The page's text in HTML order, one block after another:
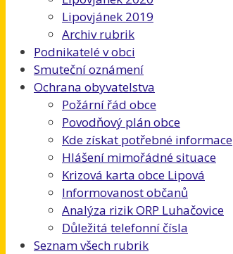
Lipovjánek 2019
Archiv rubrik
Podnikatelé v obci
Smuteční oznámení
Ochrana obyvatelstva
Požární řád obce
Povodňový plán obce
Kde získat potřebné informace
Hlášení mimořádné situace
Krizová karta obce Lipová
Informovanost občanů
Analýza rizik ORP Luhačovice
Důležitá telefonní čísla
Seznam všech rubrik